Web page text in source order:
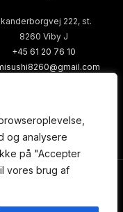
og analysere
på "Accepter
vores brug af
222, st.
8260 Viby J
+45 61 20 76 10
byNemBestil ApS